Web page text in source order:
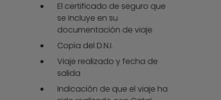
El certificado de seguro que
se incluye en su
documentación de viaje
Copia del D.N.I.
Viaje realizado y fecha de
salida
Indicación de que el viaje ha